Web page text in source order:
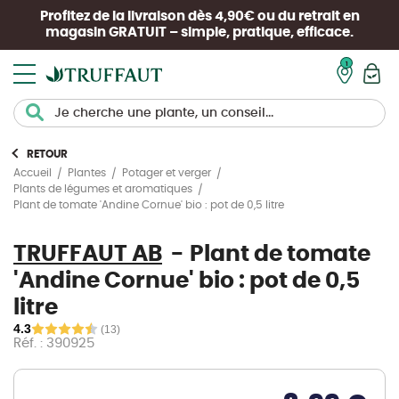
Profitez de la livraison dès 4,90€ ou du retrait en
magasin GRATUIT – simple, pratique, efficace.
RETOUR
Accueil
Plantes
Potager et verger
Plants de légumes et aromatiques
Plant de tomate 'Andine Cornue' bio : pot de 0,5 litre
TRUFFAUT AB
Plant de tomate
'Andine Cornue' bio : pot de 0,5
litre
4.3 (13)
Réf. : 390925